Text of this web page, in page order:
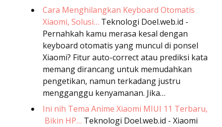
Cara Menghilangkan Keyboard Otomatis
Xiaomi, Solusi… Teknologi Doel.web.id -
Pernahkah kamu merasa kesal dengan
keyboard otomatis yang muncul di ponsel
Xiaomi? Fitur auto-correct atau prediksi kata
memang dirancang untuk memudahkan
pengetikan, namun terkadang justru
mengganggu kenyamanan. Jika…
Ini nih Tema Anime Xiaomi MIUI 11 Terbaru,
Bikin HP… Teknologi Doel.web.id - Xiaomi